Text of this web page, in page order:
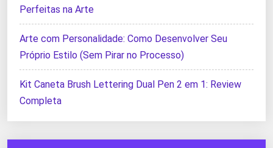
Perfeitas na Arte
Arte com Personalidade: Como Desenvolver Seu
Próprio Estilo (Sem Pirar no Processo)
Kit Caneta Brush Lettering Dual Pen 2 em 1: Review
Completa